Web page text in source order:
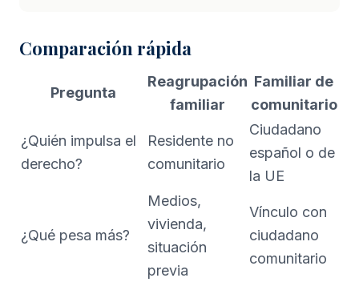
Comparación rápida
Pregunta
Reagrupación
familiar
Familiar de
comunitario
¿Quién impulsa el
derecho?
Residente no
comunitario
Ciudadano
español o de
la UE
¿Qué pesa más?
Medios,
vivienda,
situación
previa
Vínculo con
ciudadano
comunitario